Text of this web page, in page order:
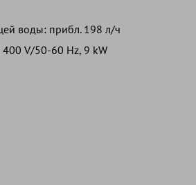
воды: прибл. 198 л/ч
400 V/50-60 Hz, 9 kW